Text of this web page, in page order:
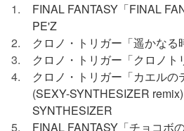
1
FINAL FANTASY「FINAL
PE'Z
2
クロノ・トリガー「遥かな
3
クロノ・トリガー「クロノト
4
クロノ・トリガー「カエルの
(SEXY-SYNTHESIZER
SYNTHESIZER
5
FINAL FANTASY「チョコボ